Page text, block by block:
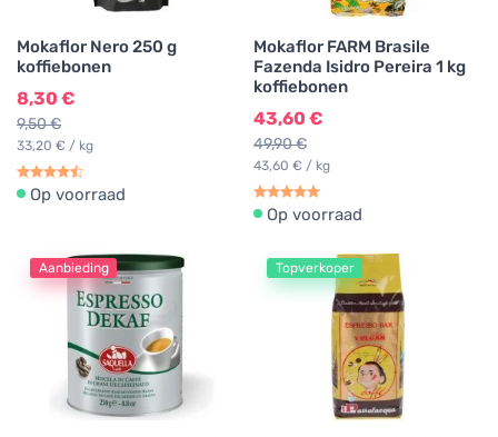
Mokaflor Nero 250 g
koffiebonen
8,30 €
9,50 €
33,20 € / kg
Op voorraad
Mokaflor FARM Brasile
Fazenda Isidro Pereira 1 kg
koffiebonen
43,60 €
49,90 €
43,60 € / kg
Op voorraad
Aanbieding Topverkoper